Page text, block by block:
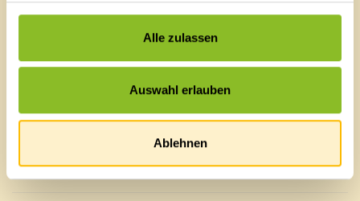
Alle zulassen
Auswahl erlauben
Ablehnen
Marktgemeinde Frastanz
Sägenplatz 1
A-6820 Frastanz, Österreich
T0043 5522 51534-0